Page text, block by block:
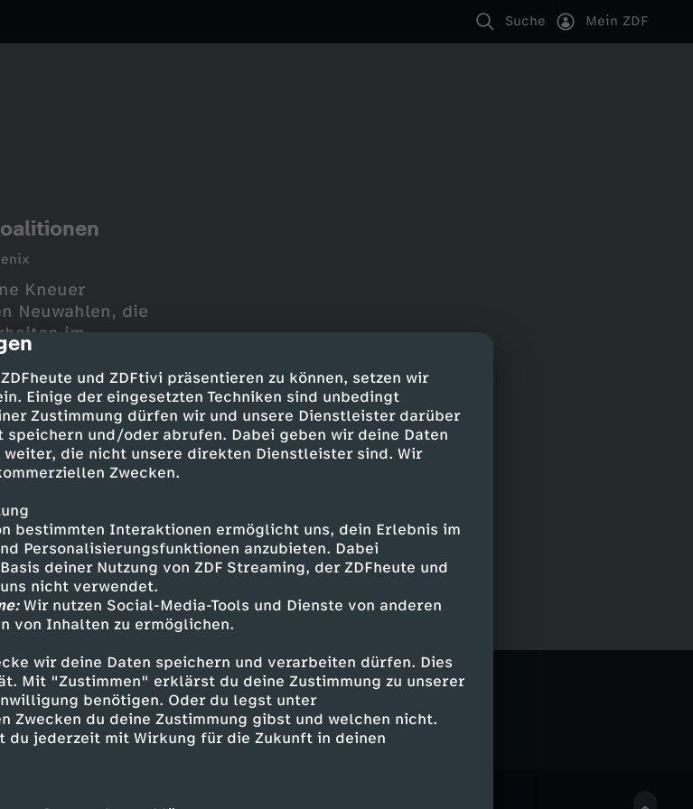
und ZDFtivi präsentieren zu können, setzen wir
Einige der eingesetzten Techniken sind unbedingt
Zustimmung dürfen wir und unsere Dienstleister darüber
und/oder abrufen. Dabei geben wir deine Daten
die nicht unsere direkten Dienstleister sind. Wir
Zwecken.
bestimmten Interaktionen ermöglicht uns, dein Erlebnis im
Personalisierungsfunktionen anzubieten. Dabei
deiner Nutzung von ZDF Streaming, der ZDFheute und
nicht verwendet.
Wir nutzen Social-Media-Tools und Dienste von anderen
von Inhalten zu ermöglichen.
wir deine Daten speichern und verarbeiten dürfen. Dies
Mit "Zustimmen" erklärst du deine Zustimmung zu unserer
benötigen. Oder du legst unter
Zwecken du deine Zustimmung gibst und welchen nicht.
du jederzeit mit Wirkung für die Zukunft in deinen
Suche Mein ZDF
Kneuer
Neuwahlen, die
im
aufschlussreich phoenix der tag